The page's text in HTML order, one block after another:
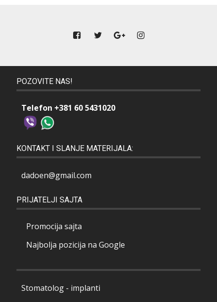
POZOVITE NAS!
Telefon +381 60 5431020
KONTAKT I SLANJE MATERIJALA:
dadoen@gmail.com
PRIJATELJI SAJTA
Promocija sajta
Najbolja pozicija na Google
Stomatolog - implanti